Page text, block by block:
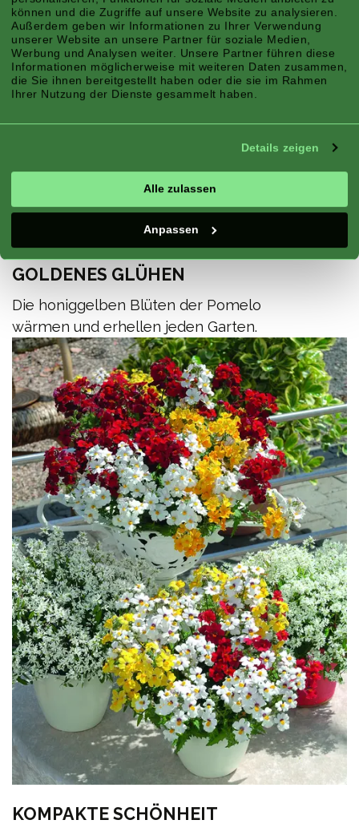
können und die Zugriffe auf unsere Website zu analysieren.
Außerdem geben wir Informationen zu Ihrer Verwendung
unserer Website an unsere Partner für soziale Medien,
Werbung und Analysen weiter. Unsere Partner führen diese
Informationen möglicherweise mit weiteren Daten zusammen,
die Sie ihnen bereitgestellt haben oder die sie im Rahmen
Ihrer Nutzung der Dienste gesammelt haben.
Details zeigen
Alle zulassen
Anpassen
GOLDENES GLÜHEN
Die honiggelben Blüten der Pomelo
wärmen und erhellen jeden Garten.
KOMPAKTE SCHÖNHEIT